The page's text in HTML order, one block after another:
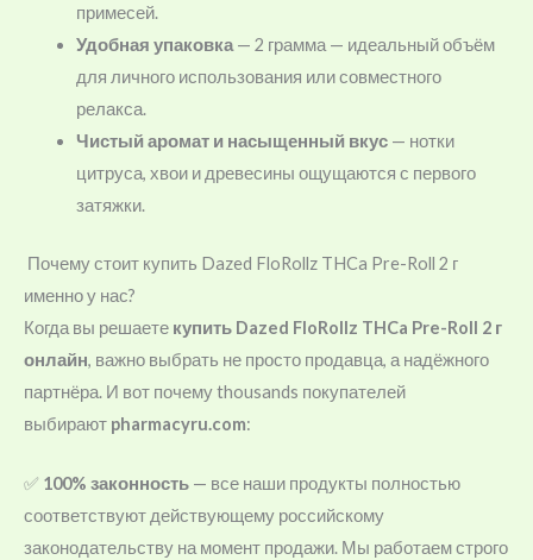
примесей.
Удобная упаковка— 2 грамма — идеальный объём
для личного использования или совместного
релакса.
Чистый аромат и насыщенный вкус— нотки
цитруса, хвои и древесины ощущаются с первого
затяжки.
Почему стоит купить Dazed FloRollz THCa Pre-Roll 2 г
именно у нас?
Когда вы решаете купить Dazed FloRollz THCa Pre-Roll 2 г
онлайн, важно выбрать не просто продавца, а надёжного
партнёра. И вот почему thousands покупателей
выбирают pharmacyru.com:
✅ 100% законность — все наши продукты полностью
соответствуют действующему российскому
законодательству на момент продажи. Мы работаем строго